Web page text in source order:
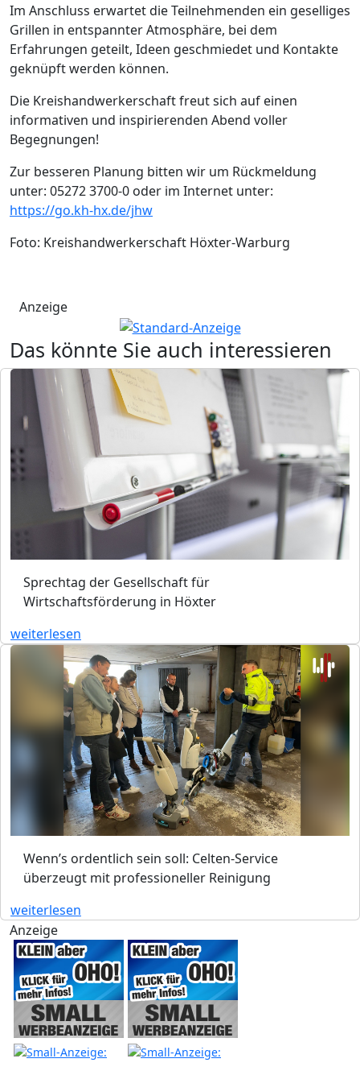
Im Anschluss erwartet die Teilnehmenden ein geselliges
Grillen in entspannter Atmosphäre, bei dem
Erfahrungen geteilt, Ideen geschmiedet und Kontakte
geknüpft werden können.
Die Kreishandwerkerschaft freut sich auf einen
informativen und inspirierenden Abend voller
Begegnungen!
Zur besseren Planung bitten wir um Rückmeldung
unter: 05272 3700-0 oder im Internet unter:
https://go.kh-hx.de/jhw
Foto: Kreishandwerkerschaft Höxter-Warburg
Anzeige
Das könnte Sie auch interessieren
Sprechtag der Gesellschaft für
Wirtschaftsförderung in Höxter
weiterlesen
Wenn’s ordentlich sein soll: Celten-Service
überzeugt mit professioneller Reinigung
weiterlesen
Anzeige